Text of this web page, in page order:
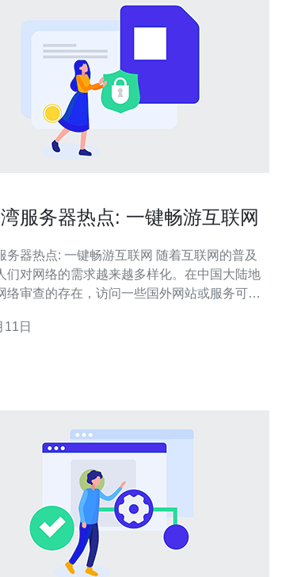
服务器热点: 一键畅游互联网
点: 一键畅游互联网 随着互联网的普及
们对网络的需求越来越多样化。在中国大陆地
络审查的存在，访问一些国外网站或服务可能
。本文将介绍连接台湾服务器的方式和优势，
11日